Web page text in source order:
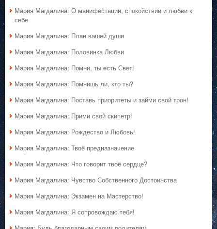
Мария Магдалина: О манифестации, спокойствии и любви к
себе
Мария Магдалина: План вашей души
Мария Магдалина: Половинка Любви
Мария Магдалина: Помни, ты есть Свет!
Мария Магдалина: Помнишь ли, кто ты?
Мария Магдалина: Поставь приоритеты и займи свой трон!
Мария Магдалина: Прими свой скипетр!
Мария Магдалина: Рождество и Любовь!
Мария Магдалина: Твоё предназначение
Мария Магдалина: Что говорит твоё сердце?
Мария Магдалина: Чувство Собственного Достоинства
Мария Магдалина: Экзамен на Мастерство!
Мария Магдалина: Я сопровождаю тебя!